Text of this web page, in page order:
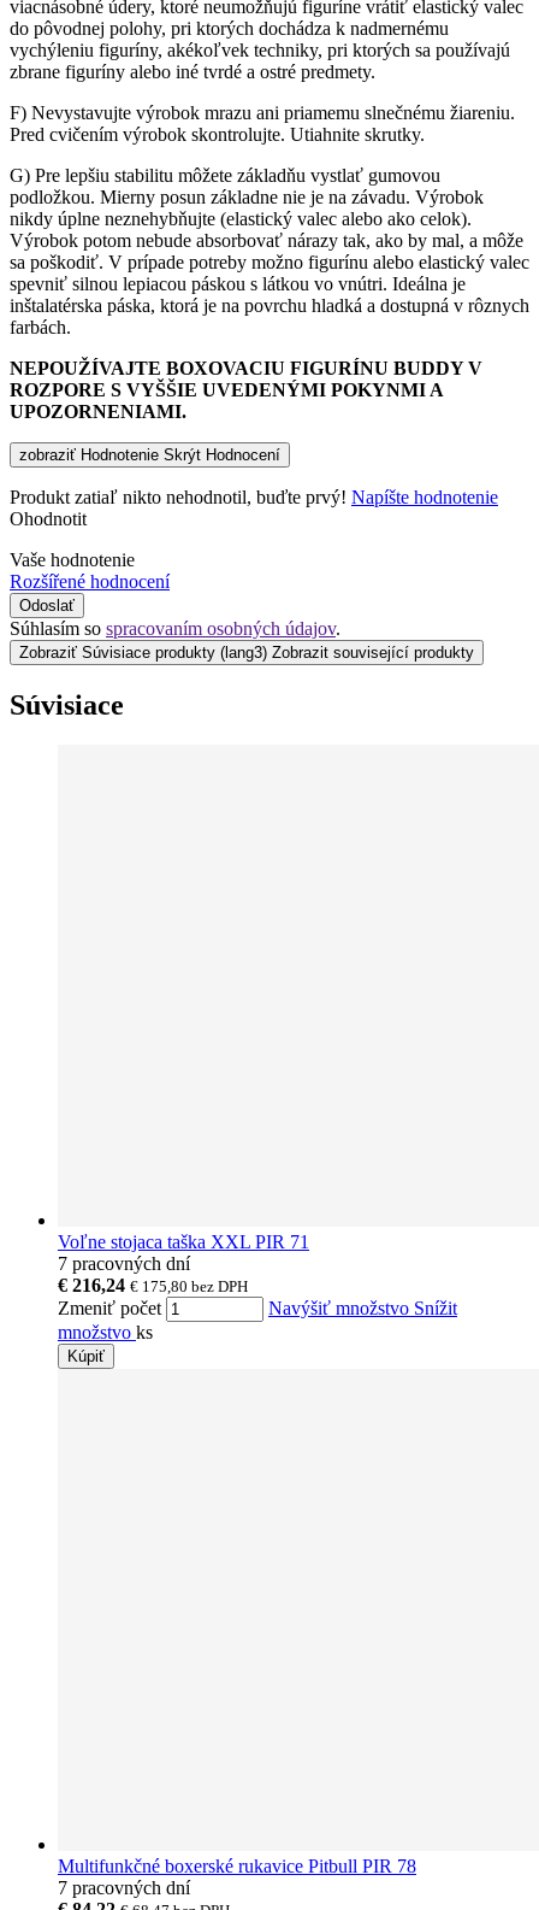
viacnásobné údery, ktoré neumožňujú figuríne vrátiť elastický valec
do pôvodnej polohy, pri ktorých dochádza k nadmernému
vychýleniu figuríny, akékoľvek techniky, pri ktorých sa používajú
zbrane figuríny alebo iné tvrdé a ostré predmety.
F) Nevystavujte výrobok mrazu ani priamemu slnečnému žiareniu.
Pred cvičením výrobok skontrolujte. Utiahnite skrutky.
G) Pre lepšiu stabilitu môžete základňu vystlať gumovou
podložkou. Mierny posun základne nie je na závadu. Výrobok
nikdy úplne neznehybňujte (elastický valec alebo ako celok).
Výrobok potom nebude absorbovať nárazy tak, ako by mal, a môže
sa poškodiť. V prípade potreby možno figurínu alebo elastický valec
spevniť silnou lepiacou páskou s látkou vo vnútri. Ideálna je
inštalatérska páska, ktorá je na povrchu hladká a dostupná v rôznych
farbách.
NEPOUŽÍVAJTE BOXOVACIU FIGURÍNU BUDDY V
ROZPORE S VYŠŠIE UVEDENÝMI POKYNMI A
UPOZORNENIAMI.
zobraziť Hodnotenie Skrýt Hodnocení
Produkt zatiaľ nikto nehodnotil, buďte prvý! Napíšte hodnotenie
Ohodnotit
Vaše hodnotenie
Rozšířené hodnocení
Odoslať
Súhlasím so spracovaním osobných údajov.
Zobraziť Súvisiace produkty (lang3) Zobrazit související produkty
Súvisiace
Voľne stojaca taška XXL PIR 71
7 pracovných dní
€ 216,24 € 175,80 bez DPH
Zmeniť počet Navýšiť množstvo Snížit
množstvo ks
Kúpiť
Multifunkčné boxerské rukavice Pitbull PIR 78
7 pracovných dní